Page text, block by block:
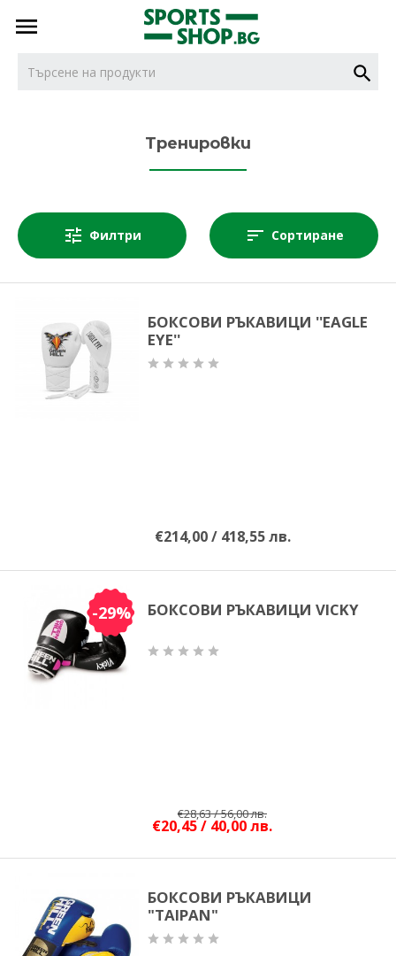
тел. тел.
0887616932
ДЖУДО
КИКБОКС
ММА
НАШИ ПАРТНЬОРИ И
ПРИЯТЕЛИ
Тренировки
Филтри Сортиране
БОКСОВИ РЪКАВИЦИ ''EAGLE
EYE''
€214,00 / 418,55 лв.
-29% БОКСОВИ РЪКАВИЦИ VICKY
€28,63 / 56,00 лв.
€20,45 / 40,00 лв.
БОКСОВИ РЪКАВИЦИ
"TAIPAN"